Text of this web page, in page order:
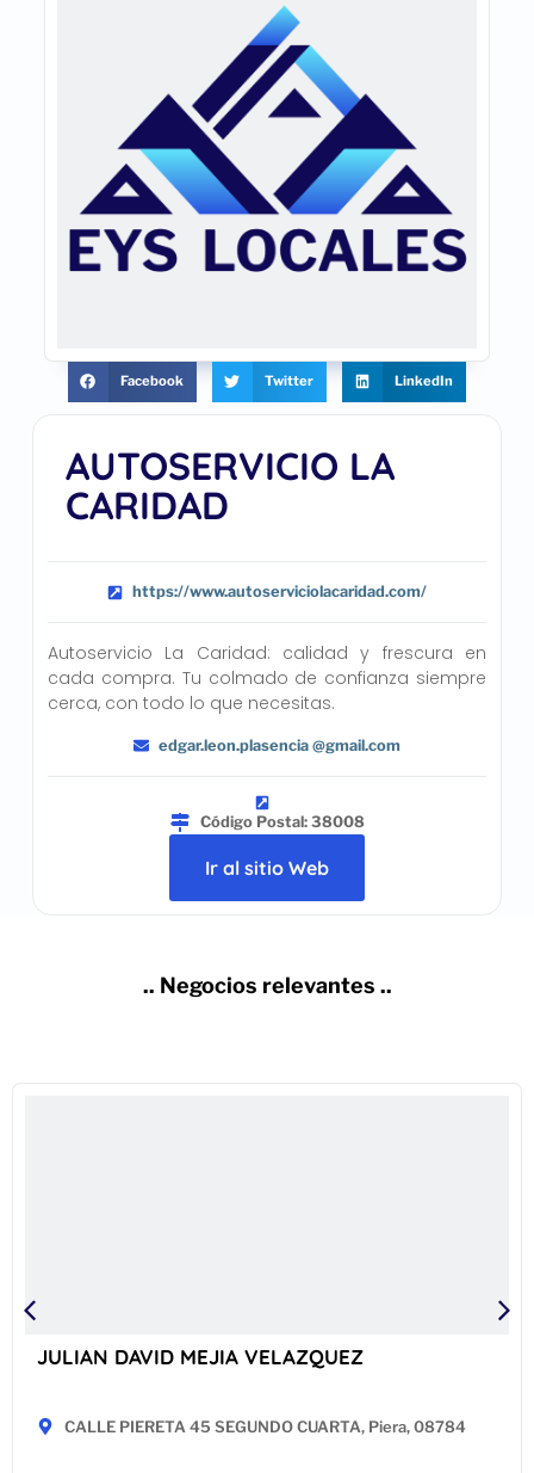
AUTOSERVICIO LA
CARIDAD
https://www.autoserviciolacaridad.com/
Autoservicio La Caridad: calidad y frescura en
cada compra. Tu colmado de confianza siempre
cerca, con todo lo que necesitas.
edgar.leon.plasencia @gmail.com
Código Postal: 38008
Ir al sitio Web
Facebook Twitter LinkedIn
.. Negocios relevantes ..
JULIAN DAVID MEJIA VELAZQUEZ
CALLE PIERETA 45 SEGUNDO CUARTA, Piera, 08784